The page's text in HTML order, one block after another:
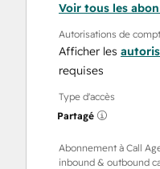
Voir tous les
Autorisations de
Afficher les
requises
Type d'accès
Partagé
Abonnement à Call
inbound & outbound